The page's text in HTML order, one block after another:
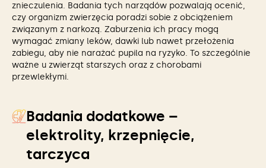
znieczulenia. Badania tych narządów pozwalają ocenić,
czy organizm zwierzęcia poradzi sobie z obciążeniem
związanym z narkozą. Zaburzenia ich pracy mogą
wymagać zmiany leków, dawki lub nawet przełożenia
zabiegu, aby nie narażać pupila na ryzyko. To szczególnie
ważne u zwierząt starszych oraz z chorobami
przewlekłymi.
Badania dodatkowe –
elektrolity, krzepnięcie,
tarczyca